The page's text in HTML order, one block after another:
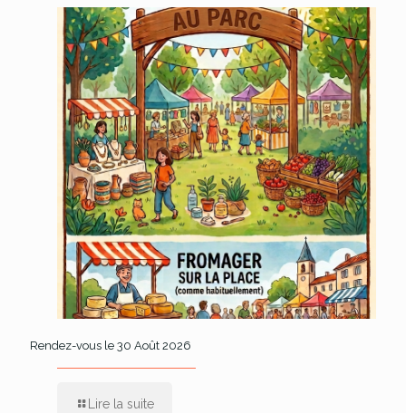
Rendez-vous le 30 Août 2026
Lire la suite